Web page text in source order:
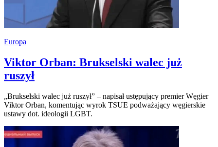
Europa
Viktor Orban: Brukselski walec już
ruszył
„Brukselski walec już ruszył” – napisał ustępujący premier Węgier
Viktor Orban, komentując wyrok TSUE podważający węgierskie
ustawy dot. ideologii LGBT.